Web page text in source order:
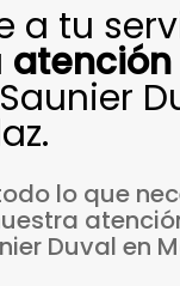
a tu
atención
lo que
Duval en